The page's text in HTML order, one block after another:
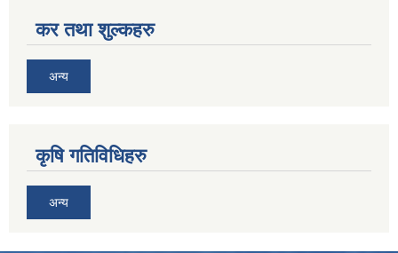
कर तथा शुल्कहरु
अन्य
कृषि गतिविधिहरु
अन्य